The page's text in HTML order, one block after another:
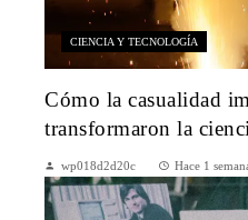
CIENCIA Y TECNOLOGÍA
Cómo la casualidad
transformaron la
wp018d2d20c Hace 1